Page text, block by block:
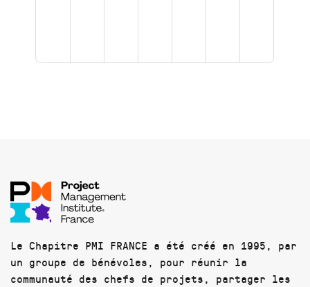
Le Chapitre PMI FRANCE a été créé en 1995, par
un groupe de bénévoles, pour réunir la
communauté des chefs de projets, partager les